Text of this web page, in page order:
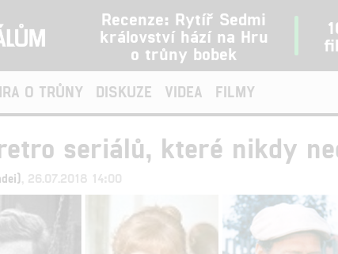
Recenze: Rytíř Sedmi
království hází na Hru
o trůny bobek
O TRŮNY DISKUZE VIDEA FILMY
seriálů, které nikdy
, 26.07.2018 14:00